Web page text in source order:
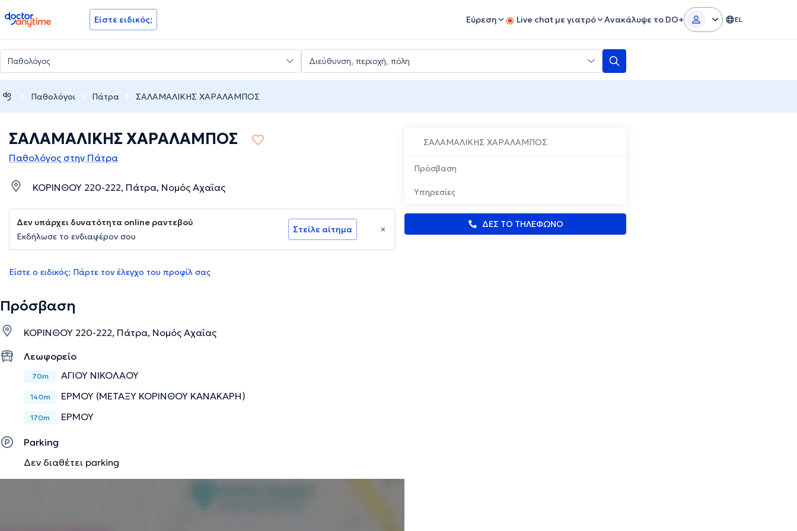
doctoranytime Είστε ειδικός; Εύρεση Live chat με γιατρό Ανακάλυψε το DO+ EL
Παθολόγοι Πάτρα ΣΑΛΑΜΑΛΙΚΗΣ ΧΑΡΑΛΑΜΠΟΣ
ΣΑΛΑΜΑΛΙΚΗΣ ΧΑΡΑΛΑΜΠΟΣ
Πρόσβαση
Υπηρεσίες
ΔΕΣ ΤΟ ΤΗΛΕΦΩΝΟ
ΣΑΛΑΜΑΛΙΚΗΣ ΧΑΡΑΛΑΜΠΟΣ
Παθολόγος στην Πάτρα
ΚΟΡΙΝΘΟΥ 220-222, Πάτρα, Νομός Αχαΐας
Δεν υπάρχει δυνατότητα online ραντεβού
Εκδήλωσε το ενδιαφέρον σου
Στείλε αίτημα
Είστε ο ειδικός; Πάρτε τον έλεγχο του προφίλ σας
Πρόσβαση
ΚΟΡΙΝΘΟΥ 220-222, Πάτρα, Νομός Αχαΐας
Λεωφορείο
70m ΑΓΙΟΥ ΝΙΚΟΛΑΟΥ
140m ΕΡΜΟΥ (ΜΕΤΑΞΥ ΚΟΡΙΝΘΟΥ ΚΑΝΑΚΑΡΗ)
170m ΕΡΜΟΥ
Parking
Δεν διαθέτει parking